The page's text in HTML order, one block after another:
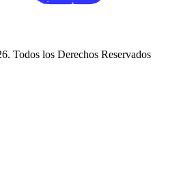
Todos los Derechos Reservados